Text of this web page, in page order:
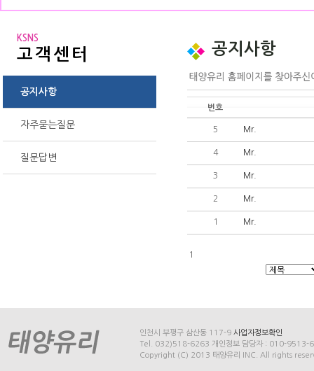
KSNS
고객센터
공지사항
자주묻는질문
질문답변
공지사항
번호
5 Mr.
4 Mr.
3 Mr.
2 Mr.
1 Mr.
1
인천시 부평구 삼산동 117-9 사업자정보확인
Tel. 032)518-6263 개인정보 담당자 : 010-9513-
Copyright (C) 2013 태양유리 INC. All rights